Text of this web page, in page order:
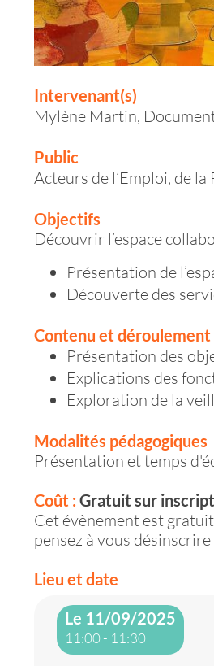
Intervenant(s)
Mylène Martin,
Public
Acteurs de l’Emploi, de
Objectifs
Découvrir l’espace
Présentation de
Découverte des
Contenu et déroulement
Présentation des
Explications des
Exploration de la
Modalités pédagogiques
Présentation et temps
Coût : Gratuit sur
Cet évènement est
pensez à vous
Lieu et date
Le 11/09/2025
11:00 - 11:30